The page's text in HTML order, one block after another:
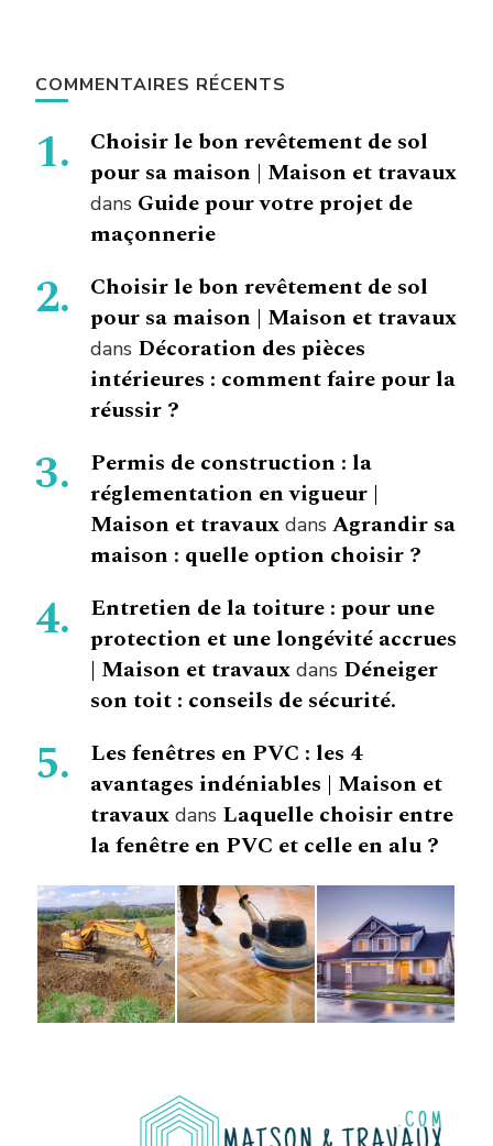
COMMENTAIRES RÉCENTS
Choisir le bon revêtement de sol
pour sa maison | Maison et travaux
dans Guide pour votre projet de
maçonnerie
Choisir le bon revêtement de sol
pour sa maison | Maison et travaux
dans Décoration des pièces
intérieures : comment faire pour la
réussir ?
Permis de construction : la
réglementation en vigueur |
Maison et travaux dans Agrandir sa
maison : quelle option choisir ?
Entretien de la toiture : pour une
protection et une longévité accrues
| Maison et travaux dans Déneiger
son toit : conseils de sécurité.
Les fenêtres en PVC : les 4
avantages indéniables | Maison et
travaux dans Laquelle choisir entre
la fenêtre en PVC et celle en alu ?